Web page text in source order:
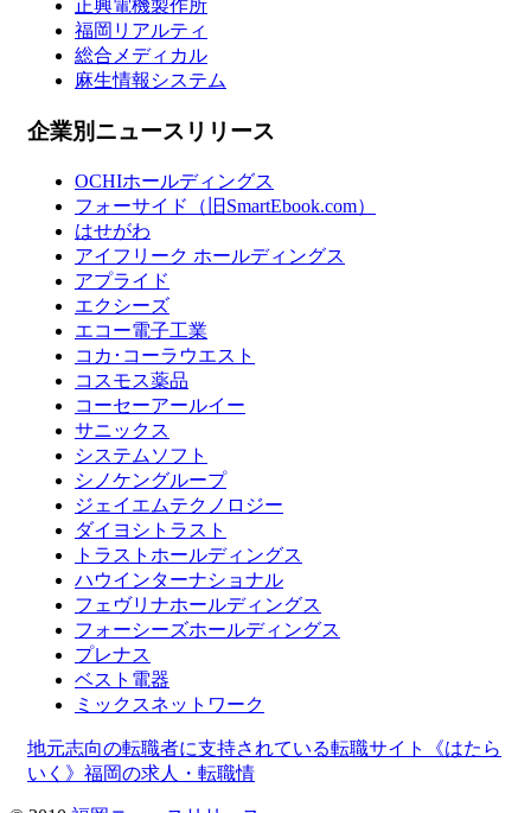
正興電機製作所
福岡リアルティ
総合メディカル
麻生情報システム
企業別ニュースリリース
OCHIホールディングス
フォーサイド（旧SmartEbook.com）
はせがわ
アイフリーク ホールディングス
アプライド
エクシーズ
エコー電子工業
コカ･コーラウエスト
コスモス薬品
コーセーアールイー
サニックス
システムソフト
シノケングループ
ジェイエムテクノロジー
ダイヨシトラスト
トラストホールディングス
ハウインターナショナル
フェヴリナホールディングス
フォーシーズホールディングス
プレナス
ベスト電器
ミックスネットワーク
地元志向の転職者に支持されている転職サイト《はたら
いく》福岡の求人・転職情